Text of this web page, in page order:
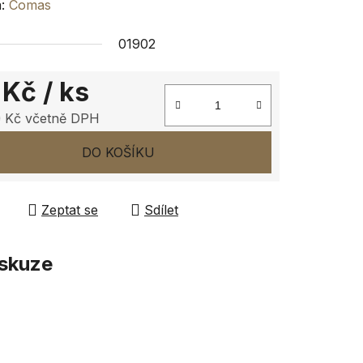
Comas
01902
/ ks
včetně DPH
DO KOŠÍKU
Zeptat se Sdílet